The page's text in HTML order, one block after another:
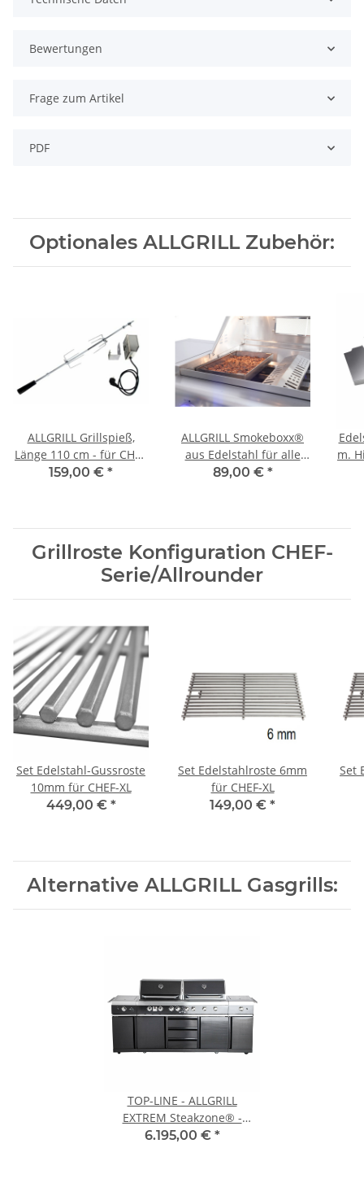
Bewertungen
Frage zum Artikel
PDF
Optionales ALLGRILL Zubehör:
ALLGRILL Grillspieß,
Länge 110 cm - für CHEF
XL, Ultra u.
159,00 € *
ALLGRILL Smokeboxx®
aus Edelstahl für alle
Modelle ab Allrounder
89,00 € *
m.
Grillroste Konfiguration CHEF-
Serie/Allrounder
Set Edelstahl-Gussroste
10mm für CHEF-XL
449,00 € *
Set Edelstahlroste 6mm
für CHEF-XL
149,00 € *
Set
Alternative ALLGRILL Gasgrills:
TOP-LINE - ALLGRILL
EXTREM Steakzone® -
BLACK mit Air System
6.195,00 € *